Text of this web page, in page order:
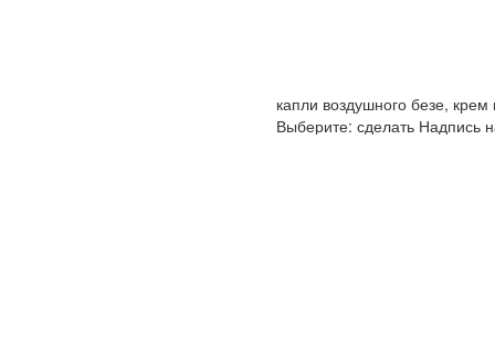
капли воздушного безе,
Выберите: сделать Надпись